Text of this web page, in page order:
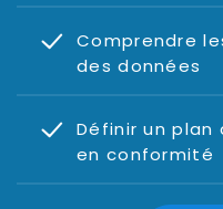
Comprendre
des données
Définir un plan
en conformité